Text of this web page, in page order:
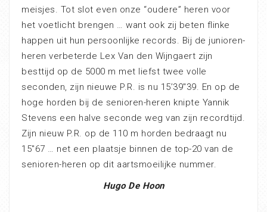
meisjes. Tot slot even onze “oudere” heren voor
het voetlicht brengen … want ook zij beten flinke
happen uit hun persoonlijke records. Bij de junioren-
heren verbeterde Lex Van den Wijngaert zijn
besttijd op de 5000 m met liefst twee volle
seconden, zijn nieuwe P.R. is nu 15’39″39. En op de
hoge horden bij de senioren-heren knipte Yannik
Stevens een halve seconde weg van zijn recordtijd.
Zijn nieuw P.R. op de 110 m horden bedraagt nu
15″67 … net een plaatsje binnen de top-20 van de
senioren-heren op dit aartsmoeilijke nummer.
Hugo De Hoon